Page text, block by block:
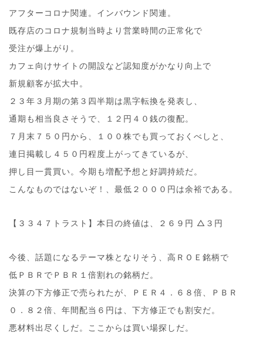
アフターコロナ関連。インバウンド関連。
既存店のコロナ規制当時より営業時間の正常化で
受注が爆上がり。
カフェ向けサイトの開設など認知度がかなり向上で
新規顧客が拡大中。
２３年３月期の第３四半期は黒字転換を発表し、
通期も相当良さそうで、１２円４０銭の復配。
７月末７５０円から、１００株でも買っておくべしと、
連日掲載し４５０円程度上がってきているが、
押し目一貫買い。今期も増配予想と好調持続だ。
こんなものではないぞ！、最低２０００円は余裕である。
【３３４７トラスト】本日の終値は、２６９円 △３円
今後、話題になるテーマ株となりそう、高ＲＯＥ銘柄で
低ＰＢＲでＰＢＲ１倍割れの銘柄だ。
決算の下方修正で売られたが、ＰＥＲ４．６８倍、ＰＢＲ
０．８２倍、年間配当６円は、下方修正でも割安だ。
悪材料出尽くしだ。ここからは買い場探しだ。